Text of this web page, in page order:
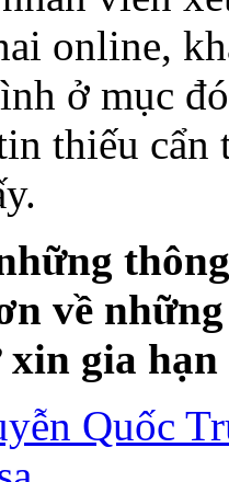
online,
ở mục
thiếu cẩn
về
xin gia
Quốc